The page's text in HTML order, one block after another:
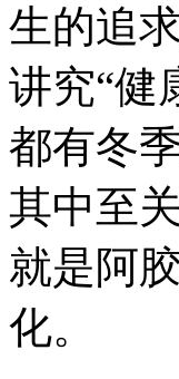
生的追
讲究“健
都有冬
其中至
就是阿
化。